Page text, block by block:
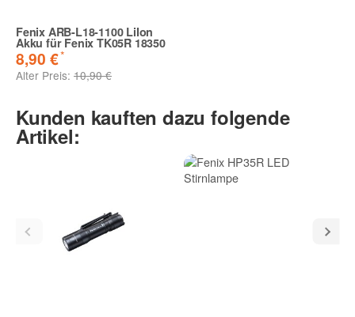
Fenix ARB-L18-1100 LiIon
Akku für Fenix TK05R 18350
8,90 €*
Alter Preis: 10,90 €
Kunden kauften dazu folgende
Artikel: